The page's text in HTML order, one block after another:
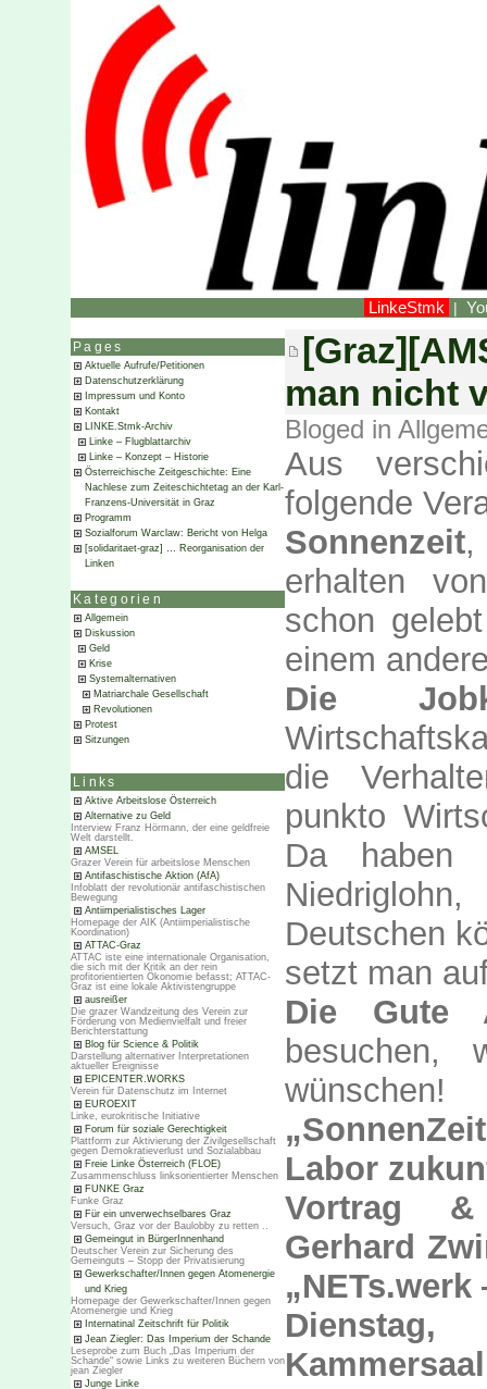
LinkeStmk |
Pages
Aktuelle Aufrufe/Petitionen
Datenschutzerklärung
Impressum und Konto
Kontakt
LINKE.Stmk-Archiv
Linke – Flugblattarchiv
Linke – Konzept – Historie
Österreichische Zeitgeschichte: Eine
Nachlese zum Zeiteschichtetag an der Karl-
Franzens-Universität in Graz
Programm
Sozialforum Warclaw: Bericht von Helga
[solidaritaet-graz] … Reorganisation der
Linken
Kategorien
Allgemein
Diskussion
Geld
Krise
Systemalternativen
Matriarchale Gesellschaft
Revolutionen
Protest
Sitzungen
Links
Aktive Arbeitslose Österreich
Alternative zu Geld
Interview Franz Hörmann, der eine geldfreie
Welt darstellt.
AMSEL
Grazer Verein für arbeitslose Menschen
Antifaschistische Aktion (AfA)
Infoblatt der revolutionär antifaschistischen
Bewegung
Antiimperialistisches Lager
Homepage der AIK (Antiimperialistische
Koordination)
ATTAC-Graz
ATTAC iste eine internationale Organisation,
die sich mit der Kritik an der rein
profitorientierten Ökonomie befasst; ATTAC-
Graz ist eine lokale Aktivistengruppe
ausreißer
Die grazer Wandzeitung des Verein zur
Förderung von Medienvielfalt und freier
Berichterstattung
Blog für Science & Politik
Darstellung alternativer Interpretationen
aktueller Ereignisse
EPICENTER.WORKS
Verein für Datenschutz im Internet
EUROEXIT
Linke, eurokritische Initiative
Forum für soziale Gerechtigkeit
Plattform zur Aktivierung der Zivilgesellschaft
gegen Demokratieverlust und Sozialabbau
Freie Linke Österreich (FLOE)
Zusammenschluss linksorientierter Menschen
FUNKE Graz
Funke Graz
Für ein unverwechselbares Graz
Versuch, Graz vor der Baulobby zu retten ..
Gemeingut in BürgerInnenhand
Deutscher Verein zur Sicherung des
Gemeinguts – Stopp der Privatisierung
Gewerkschafter/Innen gegen Atomenergie
und Krieg
Homepage der Gewerkschafter/Innen gegen
Atomenergie und Krieg
Internatinal Zeitschrift für Politik
Jean Ziegler: Das Imperium der Schande
Leseprobe zum Buch „Das Imperium der
Schande“ sowie Links zu weiteren Büchern von
jean Ziegler
Junge Linke
man nicht
Bloged in
Aus
folgende
Sonnenzeit
erhalten
schon
einem
Die
die
punkto
Da haben
Deutschen
setzt man
Die Gute
wünschen!
Labor
Vortrag &
Gerhard